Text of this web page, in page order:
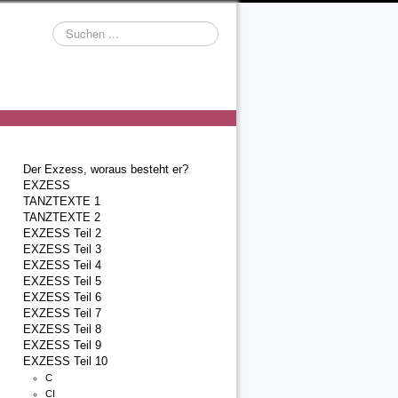
Suchen
...
Der Exzess, woraus besteht er?
EXZESS
TANZTEXTE 1
TANZTEXTE 2
EXZESS Teil 2
EXZESS Teil 3
EXZESS Teil 4
EXZESS Teil 5
EXZESS Teil 6
EXZESS Teil 7
EXZESS Teil 8
EXZESS Teil 9
EXZESS Teil 10
C
CI